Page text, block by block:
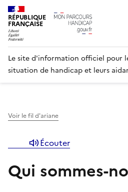
RÉPUBLIQUE
FRANÇAISE
Le site d'information officiel pour
situation de handicap et leurs
Voir le fil d'ariane
Écouter
Qui sommes-